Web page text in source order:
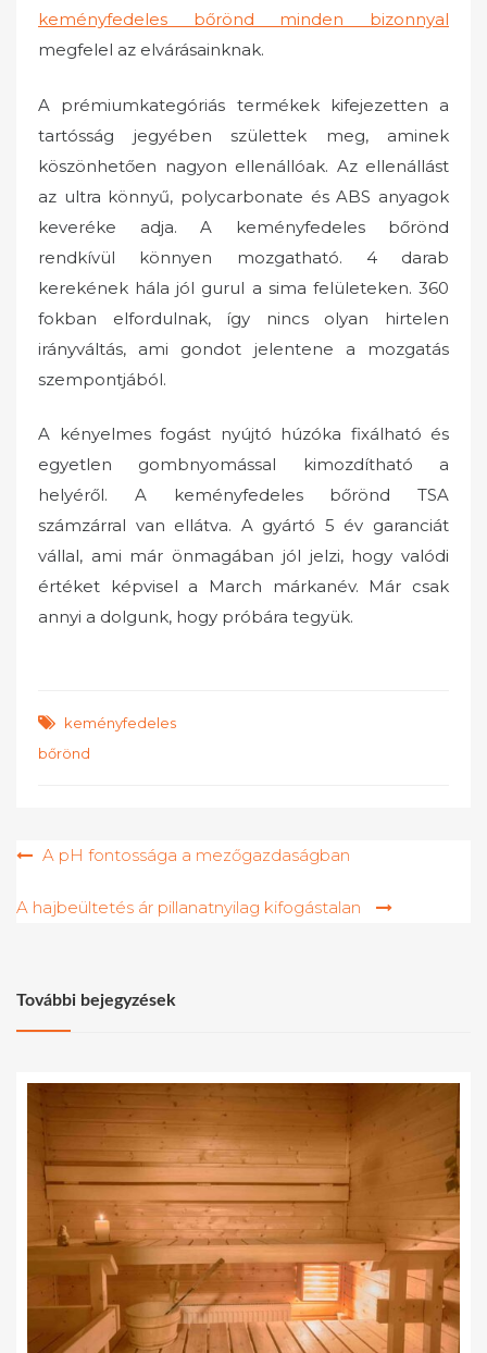
keményfedeles bőrönd minden bizonnyal
megfelel az elvárásainknak.
A prémiumkategóriás termékek kifejezetten a
tartósság jegyében születtek meg, aminek
köszönhetően nagyon ellenállóak. Az ellenállást
az ultra könnyű, polycarbonate és ABS anyagok
keveréke adja. A keményfedeles bőrönd
rendkívül könnyen mozgatható. 4 darab
kerekének hála jól gurul a sima felületeken. 360
fokban elfordulnak, így nincs olyan hirtelen
irányváltás, ami gondot jelentene a mozgatás
szempontjából.
A kényelmes fogást nyújtó húzóka fixálható és
egyetlen gombnyomással kimozdítható a
helyéről. A keményfedeles bőrönd TSA
számzárral van ellátva. A gyártó 5 év garanciát
vállal, ami már önmagában jól jelzi, hogy valódi
értéket képvisel a March márkanév. Már csak
annyi a dolgunk, hogy próbára tegyük.
keményfedeles
bőrönd
Bejegyzés
A pH fontossága a mezőgazdaságban
A hajbeültetés ár pillanatnyilag kifogástalan
További bejegyzések